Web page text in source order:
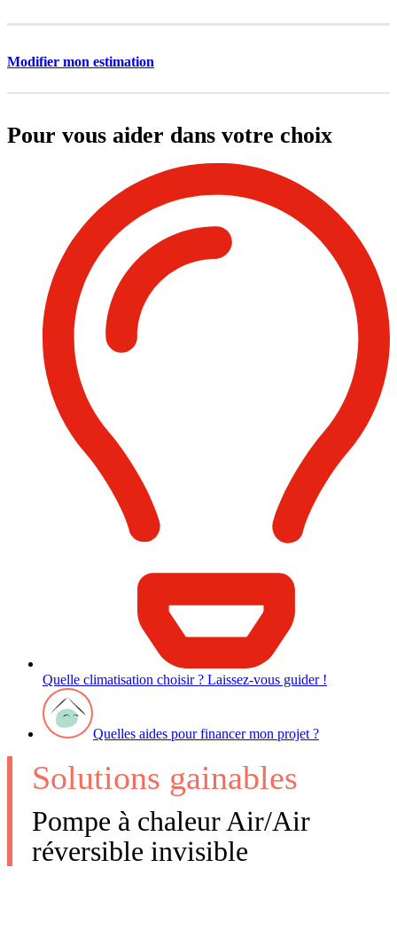
Modifier mon estimation
Pour vous aider dans votre choix
Quelle climatisation choisir ? Laissez-vous guider !
Quelles aides pour financer mon projet ?
Solutions gainables
Pompe à chaleur Air/Air
réversible invisible